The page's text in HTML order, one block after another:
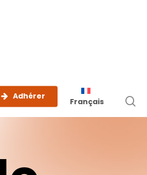
Adhérer
Français